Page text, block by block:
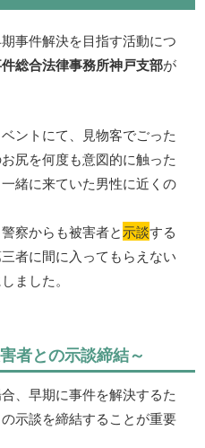
事件解決を目指す活動につ
総合法律事務所神戸支部が
ントにて、見物客でごった
尻を何度も意図的に触った
緒に来ていた男性に近くの
察からも被害者と示談する
者に間に入ってもらえない
ました。
者との示談締結～
、早期に事件を解決するた
示談を締結することが重要